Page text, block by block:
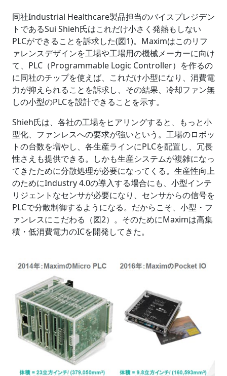
同社Industrial Healthcare製品担当のバイスプレジデン
トであるSui Shieh氏はこれだけ小さく発熱もしない
PLCができることを訴求した(図1)。Maximはこのリフ
ァレンスデザインを工場や工場用の機械メーカーに向け
て、PLC（Programmable Logic Controller）を作るの
に同社のチップを使えば、これだけ小型になり、消費電
力が抑えられることを訴求し、その結果、冷却ファン無
しの小型のPLCを設計できることを示す。
Shieh氏は、各社の工場をヒアリングすると、もっと小
型化、ファンレスへの要求が強いという。工場のロボッ
トの台数を増やし、各生産ラインにPLCを配置し、冗長
性さえも提供できる。しかも生産システムが複雑になっ
てきたために分散処理が必要になってくる。生産性向上
のためにIndustry 4.0の導入する場合にも、小型インテ
リジェントなセンサが必要になり、センサからの信号を
PLCで分散制御するようになる。だからこそ、小型・フ
ァンレスにこだわる（図2）。そのためにMaximは高集
積・低消費電力のICを開発してきた。